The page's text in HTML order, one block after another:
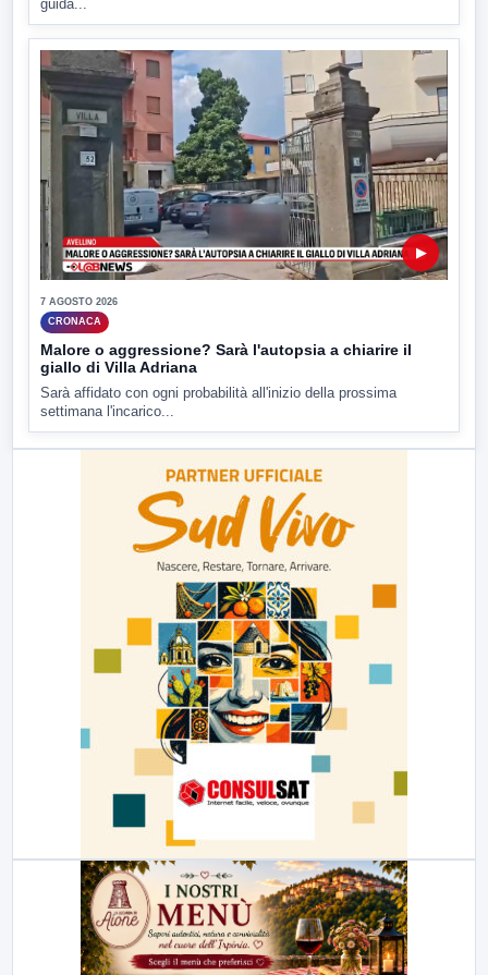
guida...
▶
7 AGOSTO 2026
CRONACA
Malore o aggressione? Sarà l'autopsia a chiarire il
giallo di Villa Adriana
Sarà affidato con ogni probabilità all'inizio della prossima
settimana l'incarico...